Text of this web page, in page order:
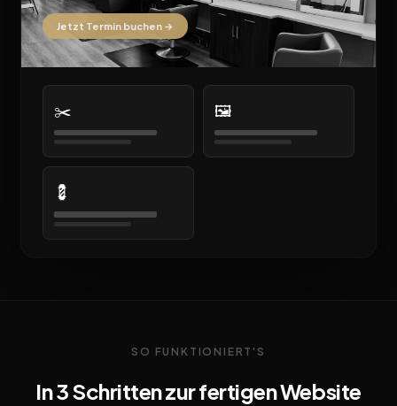
Jetzt Termin buchen →
✂️ 🖼️
💈
SO FUNKTIONIERT'S
In 3 Schritten zur fertigen Website